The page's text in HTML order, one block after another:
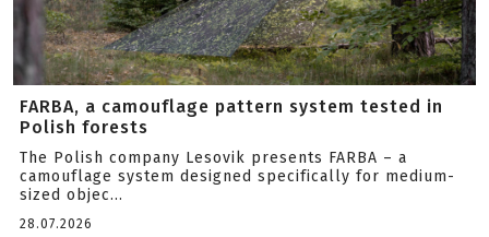
FARBA, a camouflage pattern system tested in
Polish forests
The Polish company Lesovik presents FARBA – a
camouflage system designed specifically for medium-
sized objec...
28.07.2026